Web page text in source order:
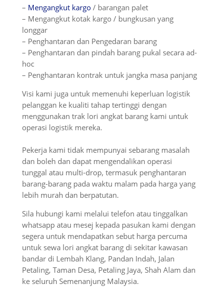
– Mengangkut kargo/ barangan palet
– Mengangkut kotak kargo / bungkusan yang
longgar
– Penghantaran dan Pengedaran barang
– Penghantaran dan pindah barang pukal secara ad-
hoc
– Penghantaran kontrak untuk jangka masa panjang
Visi kami juga untuk memenuhi keperluan logistik
pelanggan ke kualiti tahap tertinggi dengan
menggunakan trak lori angkat barang kami untuk
operasi logistik mereka.
Pekerja kami tidak mempunyai sebarang masalah
dan boleh dan dapat mengendalikan operasi
tunggal atau multi-drop, termasuk penghantaran
barang-barang pada waktu malam pada harga yang
lebih murah dan berpatutan.
Sila hubungi kami melalui telefon atau tinggalkan
whatsapp atau mesej kepada pasukan kami dengan
segera untuk mendapatkan sebut harga percuma
untuk sewa lori angkat barangdi sekitar kawasan
bandar di Lembah Klang, Pandan Indah, Jalan
Petaling, Taman Desa, Petaling Jaya, Shah Alam dan
ke seluruh Semenanjung Malaysia.